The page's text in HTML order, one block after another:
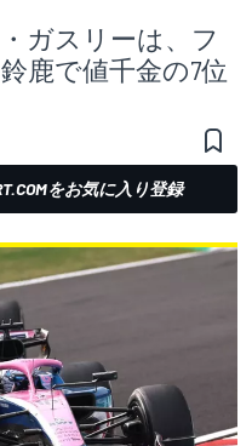
ガスリーは、フ
鹿で値千金の7位
をお気に入り登録